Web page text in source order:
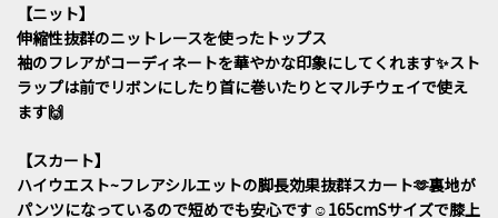
【ニット】
伸縮性抜群のニットレースを使ったトップス
袖のフレアがコーディネートを華やかな印象にしてくれます✨スト
ラップは前でリボンにしたり首に巻いたりとマルチウェイで使え
ます🙌
【スカート】
ハイウエスト~フレアシルエットの脚長効果抜群スカート🫶裏地が
パンツになっているので短めでも安心です☺️165cmSサイズで膝上